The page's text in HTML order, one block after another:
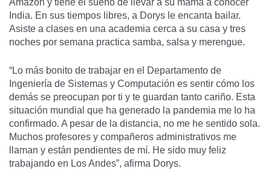
Amazon y tiene el sueño de llevar a su mamá a conocer
India. En sus tiempos libres, a Dorys le encanta bailar.
Asiste a clases en una academia cerca a su casa y tres
noches por semana practica samba, salsa y merengue.
“Lo más bonito de trabajar en el Departamento de
Ingeniería de Sistemas y Computación es sentir cómo los
demás se preocupan por ti y te guardan tanto cariño. Esta
situación mundial que ha generado la pandemia me lo ha
confirmado. A pesar de la distancia, no me he sentido sola.
Muchos profesores y compañeros administrativos me
llaman y están pendientes de mí. He sido muy feliz
trabajando en Los Andes”, afirma Dorys.